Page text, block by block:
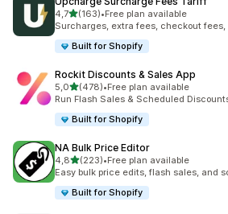
4,7/ 5 tähteä
(163)
163 arvostelua yhteensä
•Free plan available
Surcharges, extra fees, checkout
Built for Shopify
Rockit Discounts & Sales App
5,0/ 5 tähteä
(478)
478 arvostelua yhteensä
•Free plan available
Run Flash Sales & Scheduled
Built for Shopify
NA Bulk Price Editor
4,8/ 5 tähteä
(223)
223 arvostelua yhteensä
•Free plan available
Easy bulk price edits, flash sales, and
Built for Shopify